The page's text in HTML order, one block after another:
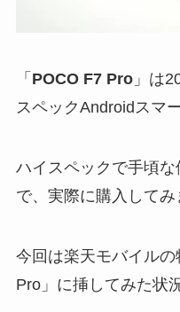
「 POCO F7 Pro」は
スペックAndroidスマ
ハイスペックで手頃
で、実際に購入してみ
今回は楽天モバイル
Pro」に挿してみた状